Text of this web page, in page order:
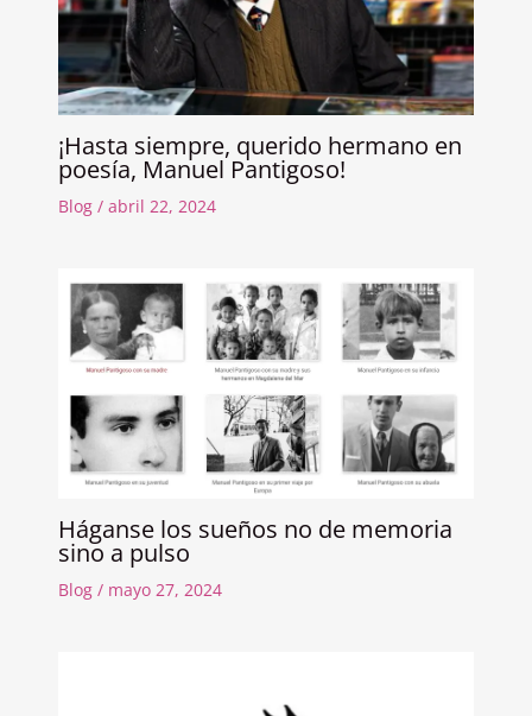
¡Hasta siempre, querido hermano en
poesía, Manuel Pantigoso!
Blog/ abril 22, 2024
Háganse los sueños no de memoria
sino a pulso
Blog/ mayo 27, 2024